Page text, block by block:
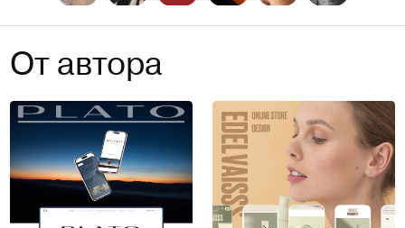
От автора